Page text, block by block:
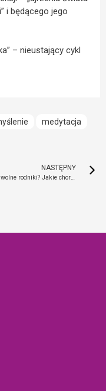
i będącego jego
– nieustający cykl
medytacja
NASTĘPNY
Czym są wolne rodniki? Jakie choroby wywołują?